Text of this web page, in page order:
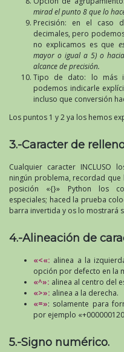
mirad el punto 8 que lo
Precisión: en el caso
decimales, pero
no explicamos es que
mayor o igual a 5) o
alcance de precisión.
Tipo de dato: lo más
podemos indicarle
incluso que conversión
Los puntos 1 y 2 ya los hemos
3.-Caracter de
Cualquier caracter INCLUSO
ningún problema, recordad
posición «{}» Python los
especiales; haced la prueba
barra invertida y os lo mostrará
4.-Alineación de
«<«: alinea a la
opción por defecto en la
«^»: alinea al centro del
«>»: alinea a la derecha.
«=»: solamente para
por ejemplo
5.-Signo numérico.